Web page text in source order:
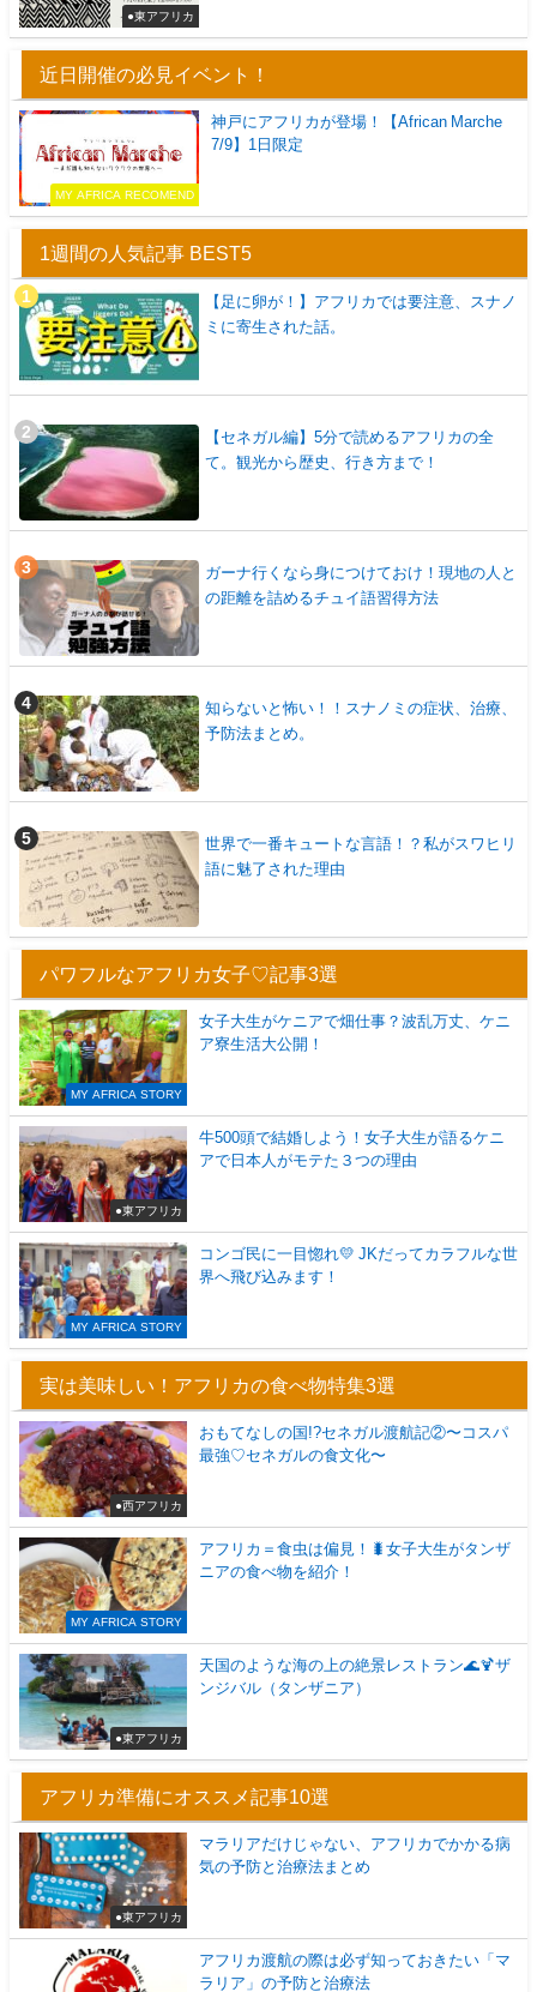
●東アフリカ
近日開催の必見イベント！
MY AFRICA RECOMEND
神戸にアフリカが登場！【African Marche
7/9】1日限定
1週間の人気記事 BEST5
【足に卵が！】アフリカでは要注意、スナノ
ミに寄生された話。
【セネガル編】5分で読めるアフリカの全
て。観光から歴史、行き方まで！
ガーナ行くなら身につけておけ！現地の人と
の距離を詰めるチュイ語習得方法
知らないと怖い！！スナノミの症状、治療、
予防法まとめ。
世界で一番キュートな言語！？私がスワヒリ
語に魅了された理由
パワフルなアフリカ女子♡記事3選
MY AFRICA STORY
女子大生がケニアで畑仕事？波乱万丈、ケニ
ア寮生活大公開！
●東アフリカ
牛500頭で結婚しよう！女子大生が語るケニ
アで日本人がモテた３つの理由
MY AFRICA STORY
コンゴ民に一目惚れ💛 JKだってカラフルな世
界へ飛び込みます！
実は美味しい！アフリカの食べ物特集3選
●西アフリカ
おもてなしの国!?セネガル渡航記②〜コスパ
最強♡セネガルの食文化〜
MY AFRICA STORY
アフリカ＝食虫は偏見！🐛女子大生がタンザ
ニアの食べ物を紹介！
●東アフリカ
天国のような海の上の絶景レストラン🌊🍹ザ
ンジバル（タンザニア）
アフリカ準備にオススメ記事10選
●東アフリカ
マラリアだけじゃない、アフリカでかかる病
気の予防と治療法まとめ
アフリカ渡航の際は必ず知っておきたい「マ
ラリア」の予防と治療法